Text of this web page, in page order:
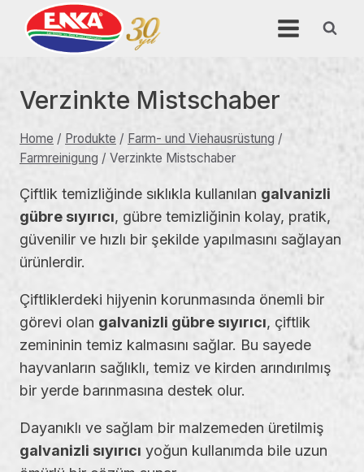
content
Verzinkte Mistschaber
Home / Produkte / Farm- und Viehausrüstung /
Farmreinigung / Verzinkte Mistschaber
Çiftlik temizliğinde sıklıkla kullanılan galvanizli
gübre sıyırıcı, gübre temizliğinin kolay, pratik,
güvenilir ve hızlı bir şekilde yapılmasını sağlayan
ürünlerdir.
Çiftliklerdeki hijyenin korunmasında önemli bir
görevi olan galvanizli gübre sıyırıcı, çiftlik
zemininin temiz kalmasını sağlar. Bu sayede
hayvanların sağlıklı, temiz ve kirden arındırılmış
bir yerde barınmasına destek olur.
Dayanıklı ve sağlam bir malzemeden üretilmiş
galvanizli sıyırıcı yoğun kullanımda bile uzun